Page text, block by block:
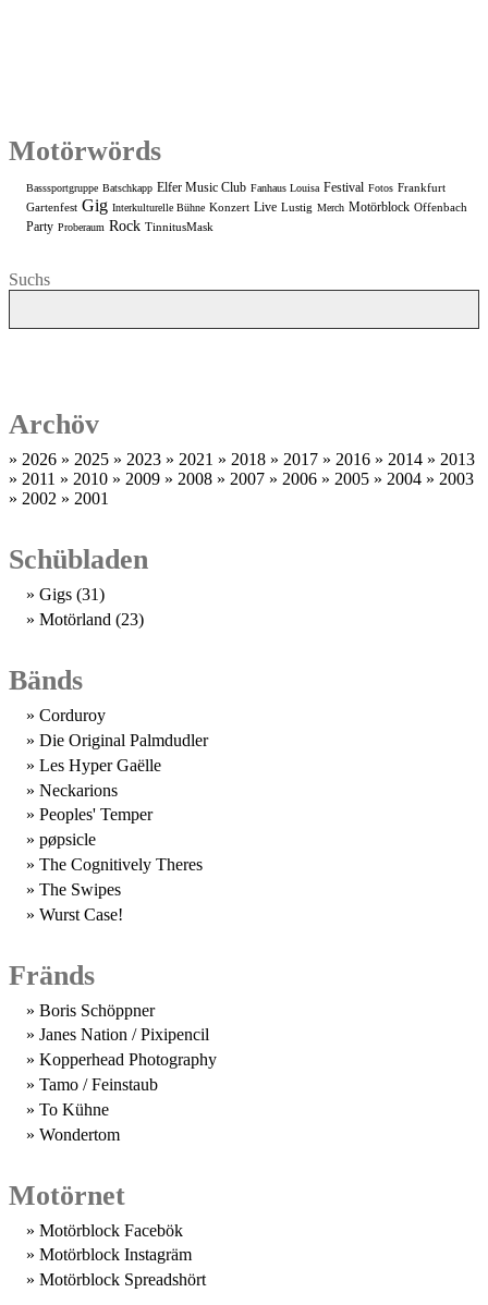
Motörwörds
Basssportgruppe Batschkapp Elfer Music Club Fanhaus Louisa Festival Fotos Frankfurt
Gartenfest Gig Interkulturelle Bühne Konzert Live Lustig Merch Motörblock Offenbach
Party Proberaum Rock TinnitusMask
Suchs
Archöv
2026 2025 2023 2021 2018 2017 2016 2014
2013
2011
2010 2009 2008 2007 2006 2005 2004
2003
2002
2001
Schübladen
Gigs (31)
Motörland (23)
Bänds
Corduroy
Die Original Palmdudler
Les Hyper Gaëlle
Neckarions
Peoples' Temper
pøpsicle
The Cognitively Theres
The Swipes
Wurst Case!
Fränds
Boris Schöppner
Janes Nation / Pixipencil
Kopperhead Photography
Tamo / Feinstaub
To Kühne
Wondertom
Motörnet
Motörblock Facebök
Motörblock Instagräm
Motörblock Spreadshört